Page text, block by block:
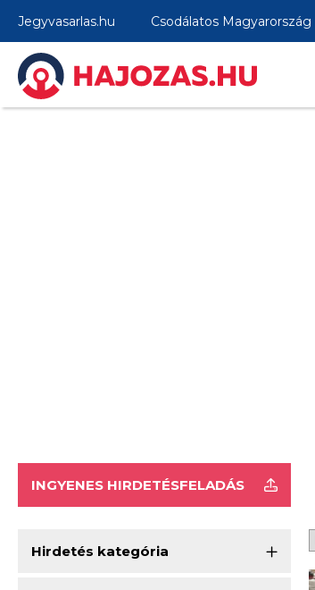
Jegyvasarlas.hu Csodálatos Magyarország
INGYENES HIRDETÉSFELADÁS
Hirdetés kategória